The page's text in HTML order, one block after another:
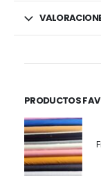
PRODUCTOS